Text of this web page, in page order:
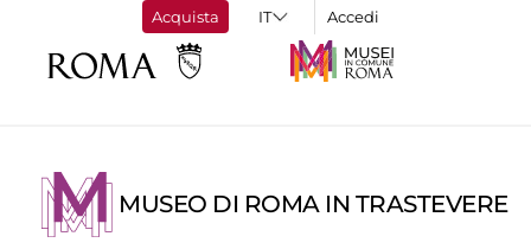
Acquista Accedi
MUSEO DI ROMA IN TRASTEVERE